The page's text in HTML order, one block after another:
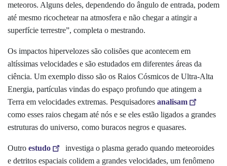
meteoros. Alguns deles, dependendo do ângulo de entrada, podem
até mesmo ricochetear na atmosfera e não chegar a atingir a
superfície terrestre”, completa o mestrando.
Os impactos hipervelozes são colisões que acontecem em
altíssimas velocidades e são estudados em diferentes áreas da
ciência. Um exemplo disso são os Raios Cósmicos de Ultra-Alta
Energia, partículas vindas do espaço profundo que atingem a
Terra em velocidades extremas. Pesquisadores analisam
como esses raios chegam até nós e se eles estão ligados a grandes
estruturas do universo, como buracos negros e quasares.
Outro estudo
investiga o plasma gerado quando meteoroides
e detritos espaciais colidem a grandes velocidades, um fenômeno